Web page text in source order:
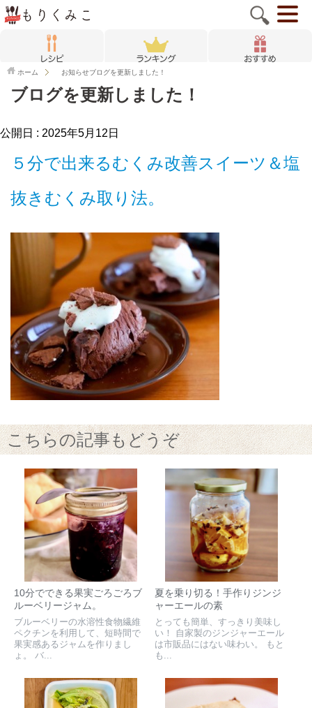
ホーム お知らせブログを更新しました！
ブログを更新しました！
公開日 : 2025年5月12日
５分で出来るむくみ改善スイーツ＆塩
抜きむくみ取り法。
こちらの記事もどうぞ
10分でできる果実ごろごろブ
ルーベリージャム。
ブルーベリーの水溶性食物繊維
ペクチンを利用して、短時間で
果実感あるジャムを作りまし
ょ。 バ...
夏を乗り切る！手作りジンジ
ャーエールの素
とっても簡単、すっきり美味し
い！ 自家製のジンジャーエール
は市販品にはない味わい。 もと
も...